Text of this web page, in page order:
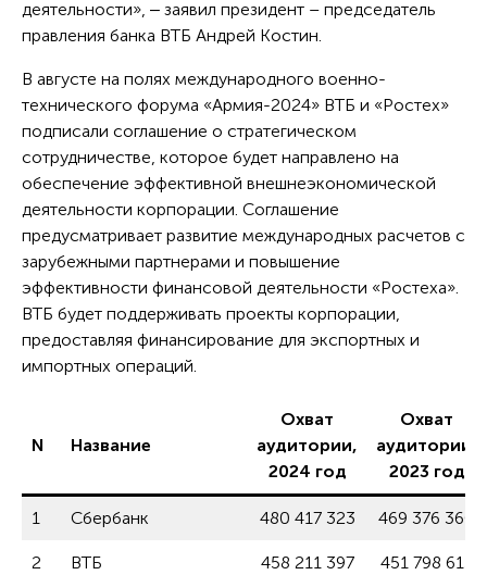
деятельности», ‒ заявил президент – председатель
правления банка ВТБ Андрей Костин.
В августе на полях международного военно-
технического форума «Армия-2024» ВТБ и «Ростех»
подписали соглашение о стратегическом
сотрудничестве, которое будет направлено на
обеспечение эффективной внешнеэкономической
деятельности корпорации. Соглашение
предусматривает развитие международных расчетов с
зарубежными партнерами и повышение
эффективности финансовой деятельности «Ростеха».
ВТБ будет поддерживать проекты корпорации,
предоставляя финансирование для экспортных и
импортных операций.
N Название
Охват
аудитории,
2024 год
Охват
аудитории,
2023 год
1 Сбербанк 480 417 323 469 376 360
2 ВТБ 458 211 397 451 798 615